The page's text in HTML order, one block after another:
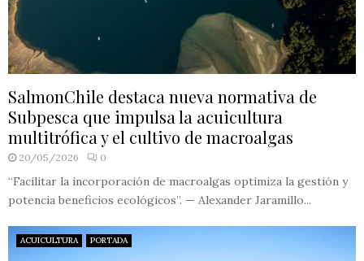
SalmonChile destaca nueva normativa de
Subpesca que impulsa la acuicultura
multitrófica y el cultivo de macroalgas
20/05/2026 0
“Facilitar la incorporación de macroalgas optimiza la gestión y
potencia beneficios ecológicos”. — Alexander Jaramillo...
ACUICULTURA PORTADA